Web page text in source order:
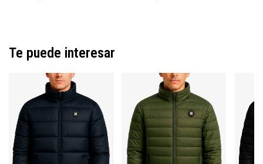
Te puede interesar